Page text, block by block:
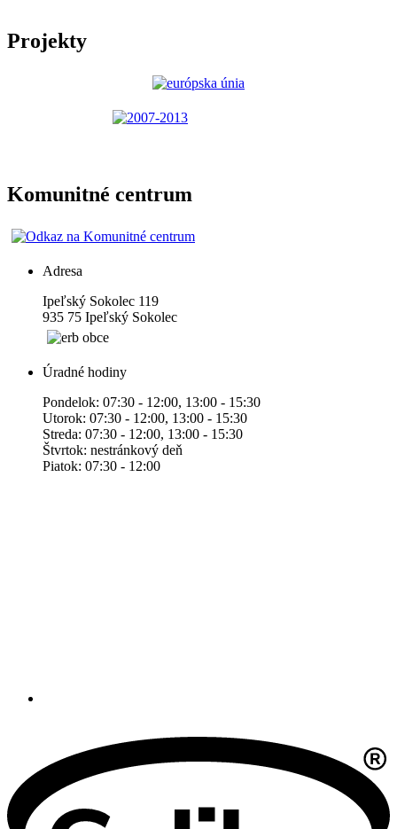
Projekty
Komunitné centrum
Adresa
Ipeľský Sokolec 119
935 75 Ipeľský Sokolec
Úradné hodiny
Pondelok: 07:30 - 12:00, 13:00 - 15:30
Utorok: 07:30 - 12:00, 13:00 - 15:30
Streda: 07:30 - 12:00, 13:00 - 15:30
Štvrtok: nestránkový deň
Piatok: 07:30 - 12:00